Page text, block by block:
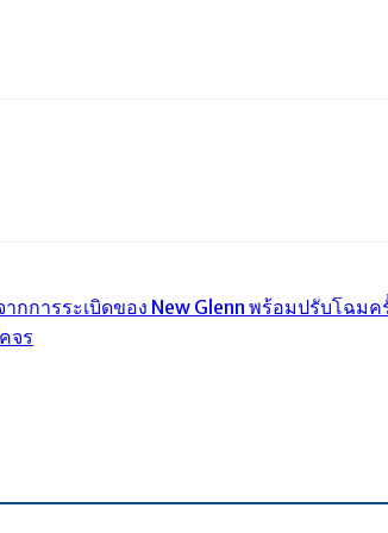
กการระเบิดของ New Glenn พร้อมปรับโฉม
จร